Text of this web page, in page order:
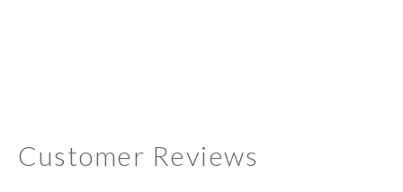
Customer Reviews